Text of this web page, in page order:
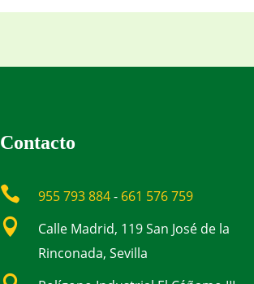
Contacto
 955 793 884- 661 576 759

Calle Madrid, 119 San José de la
Rinconada, Sevilla